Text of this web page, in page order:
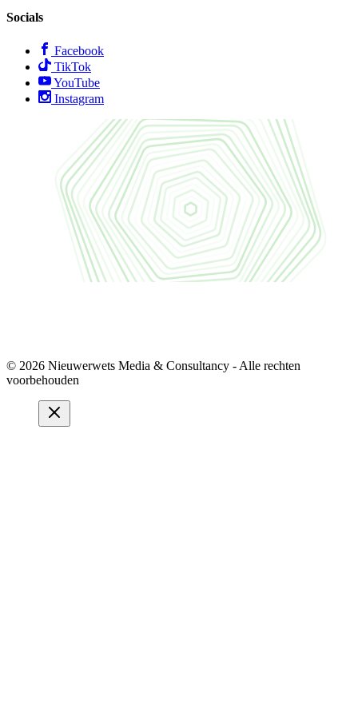
Socials
Facebook
TikTok
YouTube
Instagram
© 2026 Nieuwerwets Media & Consultancy - Alle rechten
voorbehouden